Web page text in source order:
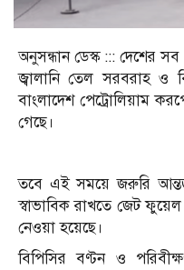
অনুসন্ধান ডেস্ক ::: দেশের
জ্বালানি তেল সরবরাহ ও
বাংলাদেশ পেট্রোলিয়াম
গেছে।
তবে এই সময়ে জরুরি
স্বাভাবিক রাখতে জেট
নেওয়া হয়েছে।
বিপিসির বণ্টন ও